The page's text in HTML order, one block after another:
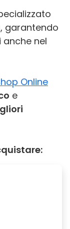
, garantendo
nel
Online
e